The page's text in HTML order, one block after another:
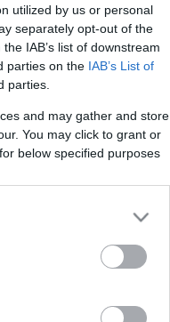
utilized by us or personal
separately opt-out of the
IAB’s list of downstream
parties on the IAB’s List of
parties.
and may gather and store
You may click to grant or
below specified purposes